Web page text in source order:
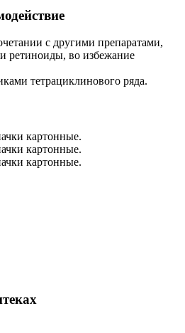
с другими препаратами,
ретиноиды, во избежание
тетрациклинового ряда.
картонные.
картонные.
картонные.